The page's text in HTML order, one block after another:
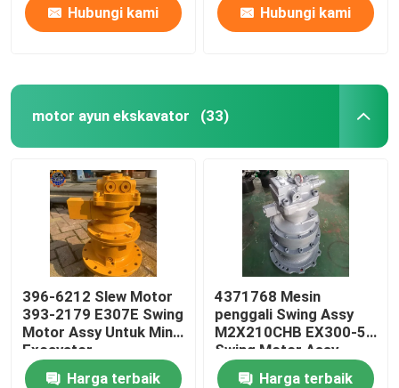
Hubungi kami Hubungi kami
motor ayun ekskavator (33)
396-6212 Slew Motor
393-2179 E307E Swing
Motor Assy Untuk Mini
Excavator
Harga terbaik
4371768 Mesin
penggali Swing Assy
M2X210CHB EX300-5
Swing Motor Assy
Harga terbaik